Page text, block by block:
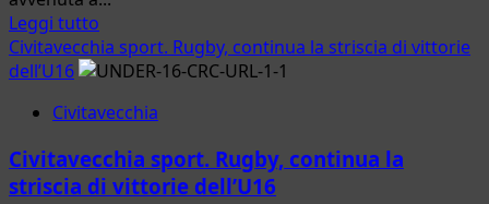
Leggi tutto
di
più
Civitavecchia.
finale
dell’esercitazione
Civitavecchia sport. Rugby, continua la striscia di vittorie
dell’U16
Civitavecchia
Civitavecchia sport. Rugby, continua la
striscia di vittorie dell’U16